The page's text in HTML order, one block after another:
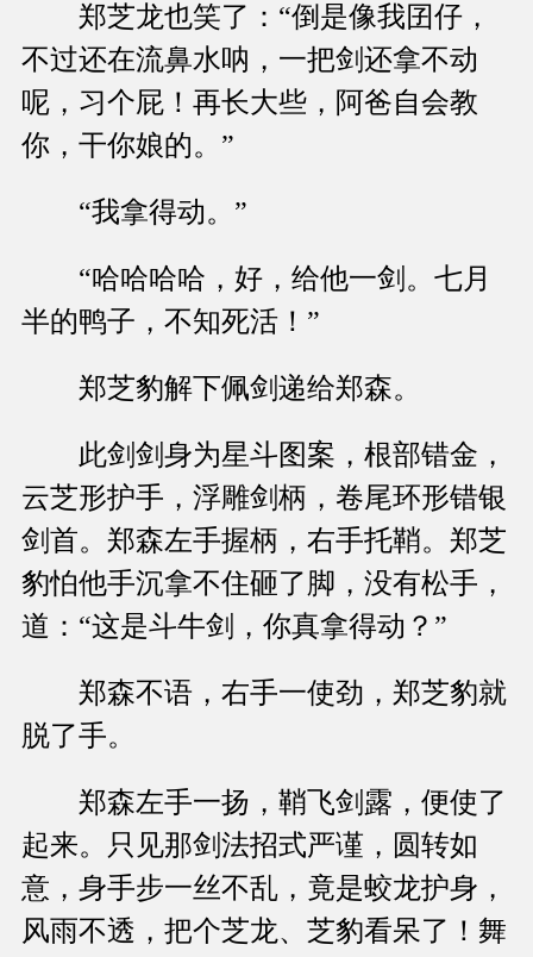
郑芝龙也笑了：“倒是像我囝仔，
不过还在流鼻水呐，一把剑还拿不动
呢，习个屁！再长大些，阿爸自会教
你，干你娘的。”
“我拿得动。”
“哈哈哈哈，好，给他一剑。七月
半的鸭子，不知死活！”
郑芝豹解下佩剑递给郑森。
此剑剑身为星斗图案，根部错金，
云芝形护手，浮雕剑柄，卷尾环形错银
剑首。郑森左手握柄，右手托鞘。郑芝
豹怕他手沉拿不住砸了脚，没有松手，
道：“这是斗牛剑，你真拿得动？”
郑森不语，右手一使劲，郑芝豹就
脱了手。
郑森左手一扬，鞘飞剑露，便使了
起来。只见那剑法招式严谨，圆转如
意，身手步一丝不乱，竟是蛟龙护身，
风雨不透，把个芝龙、芝豹看呆了！舞